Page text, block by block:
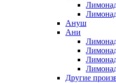
Ануш
Ани
Другие